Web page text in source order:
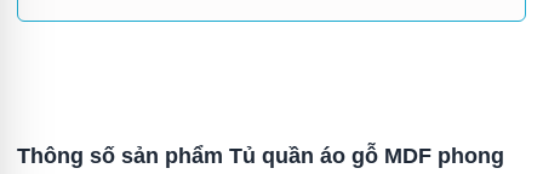
Thông số sản phẩm Tủ quần áo gỗ MDF phong